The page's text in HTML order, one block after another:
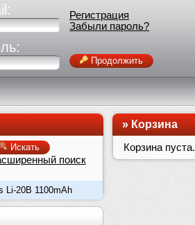
Регистрация
Забыли пароль?
Продолжить
Искать
поиск
Li-20B 1100mAh
»Корзина
Корзина пуста.